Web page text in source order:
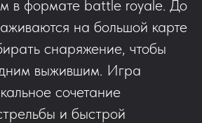
в формате battle royale. До
на большой карте
снаряжение, чтобы
выжившим. Игра
сочетание
и быстрой